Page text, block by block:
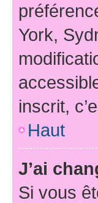
York,
inscrit,
Haut
J’ai
Si vous